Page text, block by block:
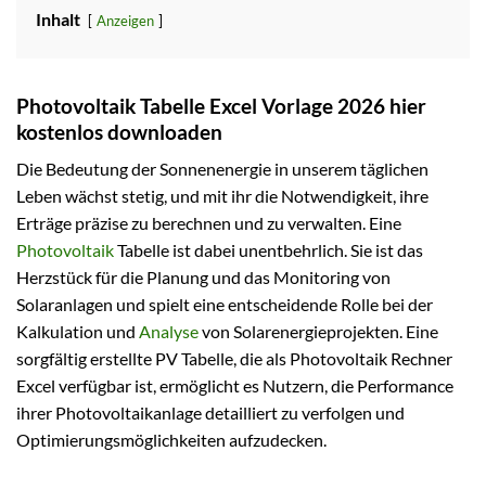
Inhalt Anzeigen
Photovoltaik Tabelle Excel Vorlage 2026 hier
kostenlos downloaden
Die Bedeutung der Sonnenenergie in unserem täglichen
Leben wächst stetig, und mit ihr die Notwendigkeit, ihre
Erträge präzise zu berechnen und zu verwalten. Eine
PhotovoltaikTabelle ist dabei unentbehrlich. Sie ist das
Herzstück für die Planung und das Monitoring von
Solaranlagen und spielt eine entscheidende Rolle bei der
Kalkulation und Analysevon Solarenergieprojekten. Eine
sorgfältig erstellte PV Tabelle, die als Photovoltaik Rechner
Excel verfügbar ist, ermöglicht es Nutzern, die Performance
ihrer Photovoltaikanlage detailliert zu verfolgen und
Optimierungsmöglichkeiten aufzudecken.